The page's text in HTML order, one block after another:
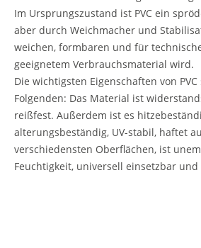
Im Ursprungszustand ist PVC ein
aber durch Weichmacher und
weichen, formbaren und für
geeignetem Verbrauchsmaterial wird.
Die wichtigsten Eigenschaften von
Folgenden: Das Material ist
reißfest. Außerdem ist es
alterungsbeständig, UV-stabil, haftet
verschiedensten Oberflächen, ist
Feuchtigkeit, universell einsetzbar